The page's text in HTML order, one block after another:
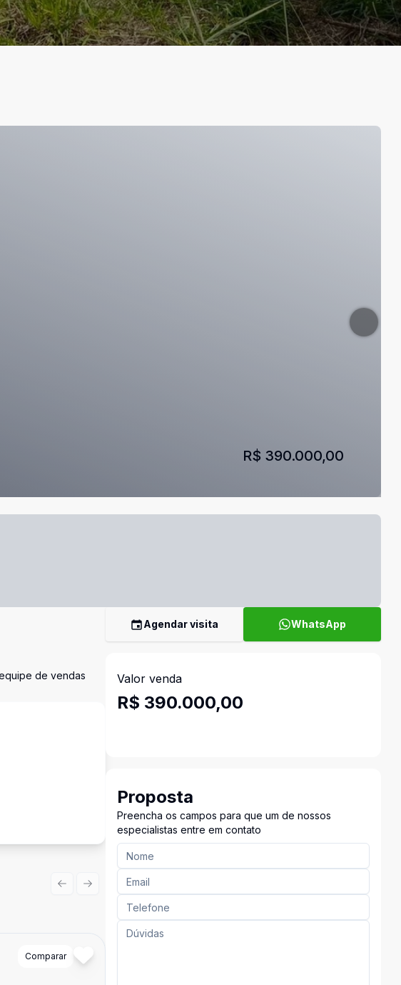
R$ 390.000,00
de vendas
Comparar
Previous slide
Next slide
Agendar visita WhatsApp
Valor venda
R$ 390.000,00
Proposta
Preencha os campos para que um de nossos
especialistas entre em contato